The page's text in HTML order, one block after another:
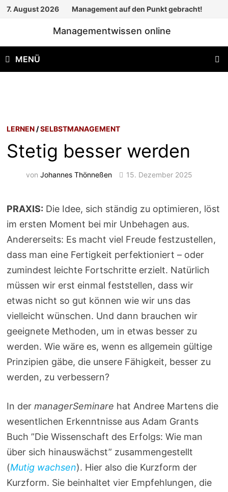
Zum
7. August 2026 Management auf den Punkt gebracht!
Managementwissen online
MENÜ
LERNEN /SELBSTMANAGEMENT
Stetig besser werden
vonJohannes Thönneßen 15. Dezember 2025
PRAXIS: Die Idee, sich ständig zu optimieren, löst
im ersten Moment bei mir Unbehagen aus.
Andererseits: Es macht viel Freude festzustellen,
dass man eine Fertigkeit perfektioniert – oder
zumindest leichte Fortschritte erzielt. Natürlich
müssen wir erst einmal feststellen, dass wir
etwas nicht so gut können wie wir uns das
vielleicht wünschen. Und dann brauchen wir
geeignete Methoden, um in etwas besser zu
werden. Wie wäre es, wenn es allgemein gültige
Prinzipien gäbe, die unsere Fähigkeit, besser zu
werden, zu verbessern?
In dermanagerSeminare hat Andree Martens die
wesentlichen Erkenntnisse aus Adam Grants
Buch ”Die Wissenschaft des Erfolgs: Wie man
über sich hinauswächst” zusammengestellt
(Mutig wachsen). Hier also die Kurzform der
Kurzform. Sie beinhaltet vier Empfehlungen, die